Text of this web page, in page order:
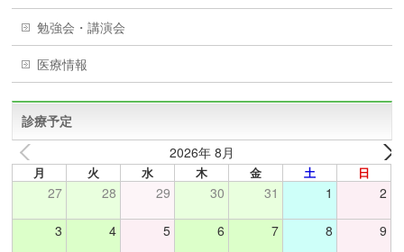
勉強会・講演会
医療情報
診療予定
2026年 8月
月 火 水 木 金 土 日
27 28 29 30 31 1 2
3 4 5 6 7 8 9